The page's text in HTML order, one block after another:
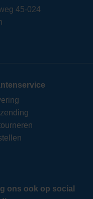
45-024
ons ook op social